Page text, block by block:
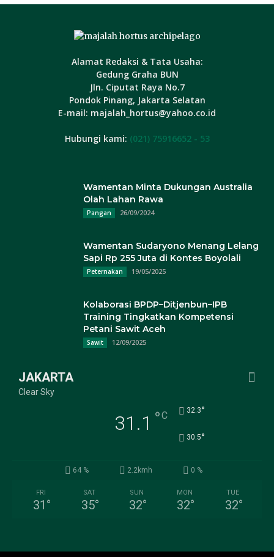
Alamat Redaksi & Tata Usaha:
Gedung Graha BUN
Jln. Ciputat Raya No.7
Pondok Pinang, Jakarta Selatan
E-mail: majalah_hortus@yahoo.co.id
Hubungi kami: (021) 75916652 - 53
Wamentan Minta Dukungan Australia
Olah Lahan Rawa
Pangan 26/09/2024
Wamentan Sudaryono Menang Lelang
Sapi Rp 255 Juta di Kontes Boyolali
Peternakan 19/05/2025
Kolaborasi BPDP–Ditjenbun–IPB
Training Tingkatkan Kompetensi
Petani Sawit Aceh
Sawit 12/09/2025
JAKARTA
Clear Sky
31.1 °C 32.3°
30.5°
64 % 2.2kmh 0 %
FRI
31 °
SAT
35°
SUN
32°
MON
32°
TUE
32°